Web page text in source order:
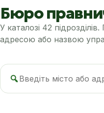
Бюро
У каталозі 42
адресою або назвою
Пошук
бюро